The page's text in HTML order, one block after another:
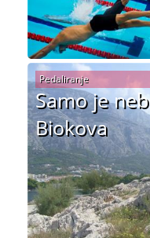
Samo je
Biokova
Pedaliranje